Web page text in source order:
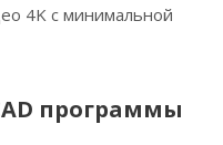
4K с минимальной
программы